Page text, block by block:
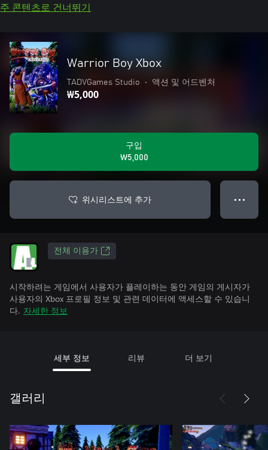
주 콘텐츠로 건너뛰기
Warrior Boy Xbox
TADVGames Studio • 액션 및 어드벤처
₩5,000
구입
₩5,000
위시리스트에 추가 ● ● ●
전체 이용가
시작하려는 게임에서 사용자가 플레이하는 동안 게임의 게시자가
사용자의 Xbox 프로필 정보 및 관련 데이터에 액세스할 수 있습니
다. 자세한 정보
세부 정보 리뷰 더 보기
갤러리